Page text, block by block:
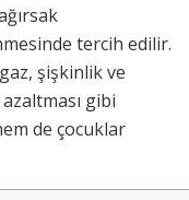
tercih edilir.
şişkinlik ve
gibi
de çocuklar